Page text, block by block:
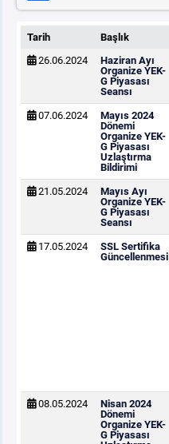
Tarih Başlık
26.06.2024
Haziran Ayı
Organize YEK-
G Piyasası
Seansı
07.06.2024
Mayıs 2024
Dönemi
Organize YEK-
G Piyasası
Uzlaştırma
Bildirimi
21.05.2024
Mayıs Ayı
Organize YEK-
G Piyasası
Seansı
17.05.2024
SSL Sertifika
Güncellenmesi
08.05.2024
Nisan 2024
Dönemi
Organize YEK-
G Piyasası